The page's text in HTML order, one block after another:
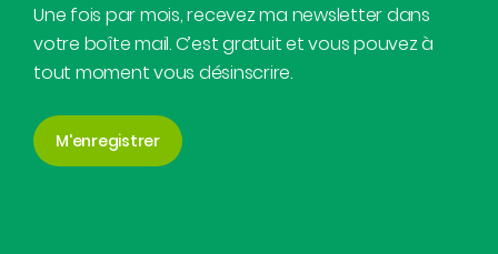
Une fois par mois, recevez ma newsletter dans
votre boîte mail. C’est gratuit et vous pouvez à
tout moment vous désinscrire.
M'enregistrer